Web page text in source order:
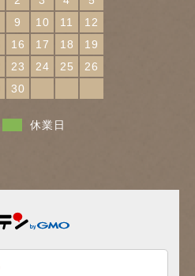
9 10 11
12
16 17 18
19
23 24 25
26
30
休業日